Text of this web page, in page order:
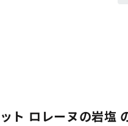
ト ロレーヌの岩塩